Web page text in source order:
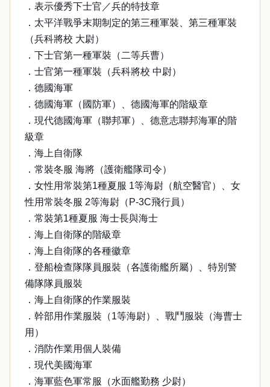
．表示優秀下士官／兵的特技章
．太平洋戰爭末期制定的第三種軍裝、第三種軍裝
（兵科將校 大尉）
．下士官第一種軍裝（二等兵曹）
．士官第一種軍裝（兵科將校 中尉）
．德國海軍
．德國海軍（國防軍）、德國海軍的階級章
．現代德國海軍（聯邦軍）、德意志聯邦海軍的階
級章
．海上自衛隊
．常裝冬服 海將（護衛艦隊司令）
．女性用常裝第1種夏服 1等海尉（航空醫官）、女
性用常裝冬服 2等海尉（P-3C飛行員）
．常裝第1種夏服 海士長與海士
．海上自衛隊的階級章
．海上自衛隊的各種徽章
．登船檢查隊隊員服裝（各護衛艦所屬）、特別警
備隊隊員服裝
．海上自衛隊的作業服裝
．幹部用作業服裝（1等海尉）、戰鬥服裝（海曹士
用）
．消防作業用個人裝備
．現代美國海軍
．海軍藍色軍常服（水面艦勤務 少尉）